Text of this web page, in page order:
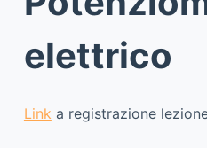
elettrico
Linka registrazione